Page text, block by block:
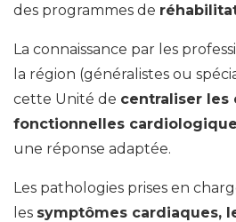
des programmes de
La connaissance par les
la région (généralistes ou
cette Unité de centraliser les
fonctionnelles
une réponse adaptée.
Les pathologies prises en
les symptômes cardiaques,